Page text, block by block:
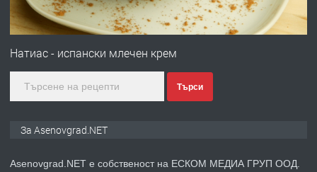
ПРЕДЛАГА
Професионална зеленчукорезачка
Натиас - испански млечен крем
Търси
За Asenovgrad.NET
Asenovgrad.NET е собственост на ЕСКОМ МЕДИА ГРУП ООД.